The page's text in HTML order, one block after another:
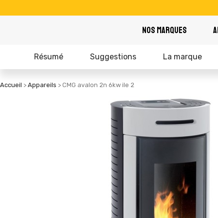
NOS MARQUES
Accueil Appareils CMG avalon 2n 6kw ile 2
Résumé Suggestions La marque